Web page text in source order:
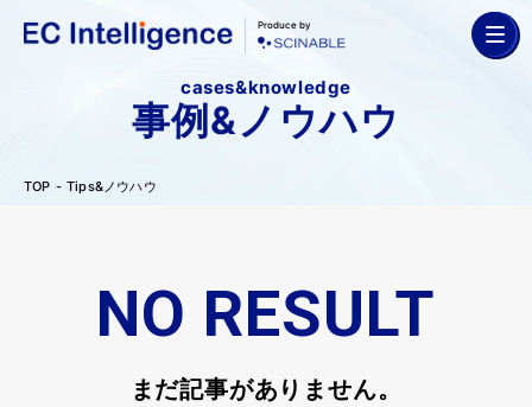
Produce by
cases&knowledge
事例&ノウハウ
TOP Tips&ノウハウ
NO RESULT
まだ記事がありません。